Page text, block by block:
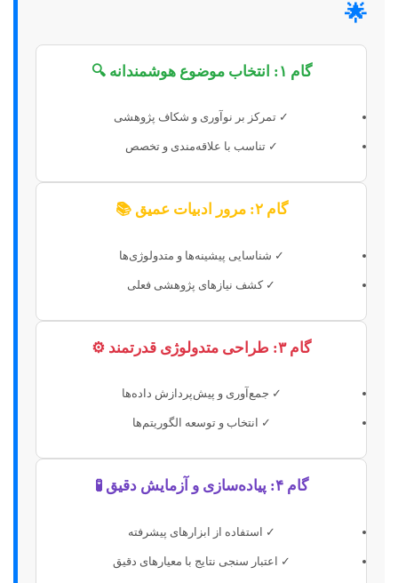
🌟
گام ۱: انتخاب موضوع هوشمندانه 🔍
✓ تمرکز بر نوآوری و شکاف پژوهشی
✓ تناسب با علاقه‌مندی و تخصص
گام ۲: مرور ادبیات عمیق 📚
✓ شناسایی پیشینه‌ها و متدولوژی‌ها
✓ کشف نیازهای پژوهشی فعلی
گام ۳: طراحی متدولوژی قدرتمند ⚙️
✓ جمع‌آوری و پیش‌پردازش داده‌ها
✓ انتخاب و توسعه الگوریتم‌ها
گام ۴: پیاده‌سازی و آزمایش دقیق 🧪
✓ استفاده از ابزارهای پیشرفته
✓ اعتبار سنجی نتایج با معیارهای دقیق